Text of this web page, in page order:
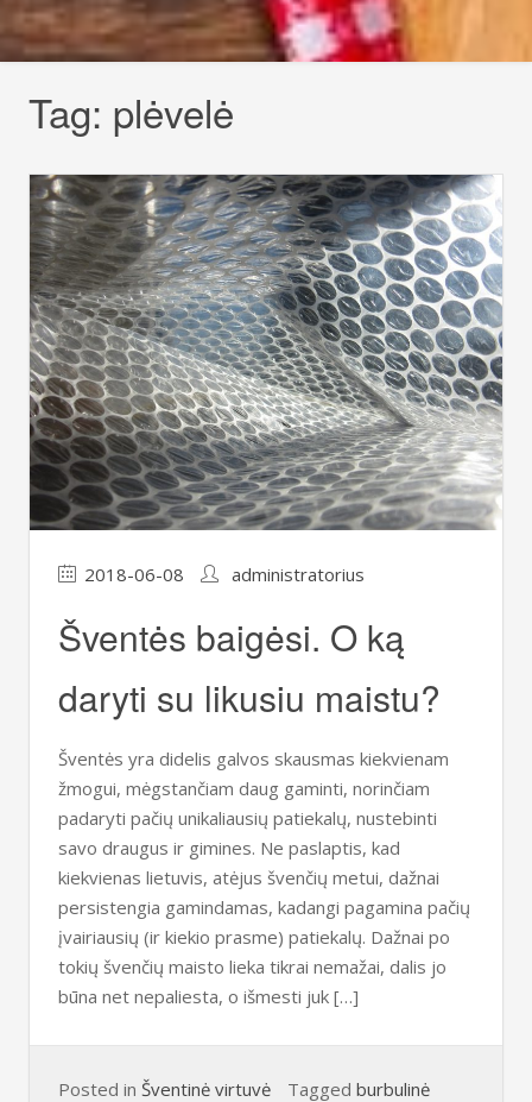
Tag: plėvelė
2018-06-08 administratorius
Šventės baigėsi. O ką
daryti su likusiu maistu?
Šventės yra didelis galvos skausmas kiekvienam
žmogui, mėgstančiam daug gaminti, norinčiam
padaryti pačių unikaliausių patiekalų, nustebinti
savo draugus ir gimines. Ne paslaptis, kad
kiekvienas lietuvis, atėjus švenčių metui, dažnai
persistengia gamindamas, kadangi pagamina pačių
įvairiausių (ir kiekio prasme) patiekalų. Dažnai po
tokių švenčių maisto lieka tikrai nemažai, dalis jo
būna net nepaliesta, o išmesti juk […]
Posted in Šventinė virtuvė Tagged burbulinė